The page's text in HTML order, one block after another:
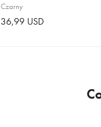
Czarny
36,99 USD